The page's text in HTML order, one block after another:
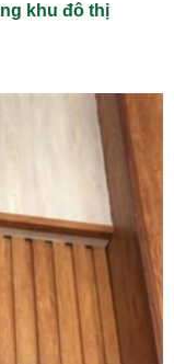
khu đô thị